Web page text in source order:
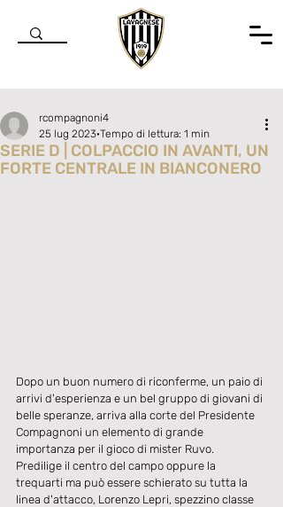
SERIE D | COLPACCIO IN AVANTI, UN
FORTE CENTRALE IN BIANCONERO
rcompagnoni4
25 lug 2023 Tempo di lettura: 1 min
Dopo un buon numero di riconferme, un paio di
arrivi d'esperienza e un bel gruppo di giovani di
belle speranze, arriva alla corte del Presidente
Compagnoni un elemento di grande
importanza per il gioco di mister Ruvo.
Predilige il centro del campo oppure la
trequarti ma può essere schierato su tutta la
linea d'attacco, Lorenzo Lepri, spezzino classe